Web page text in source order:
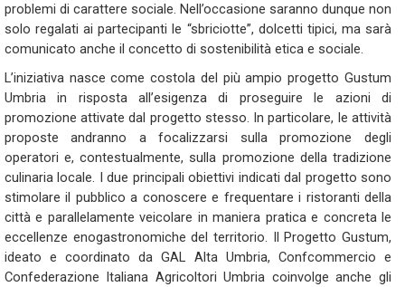
problemi di carattere sociale. Nell’occasione saranno dunque non
solo regalati ai partecipanti le “sbriciotte”, dolcetti tipici, ma sarà
comunicato anche il concetto di sostenibilità etica e sociale.
L’iniziativa nasce come costola del più ampio progetto Gustum
Umbria in risposta all’esigenza di proseguire le azioni di
promozione attivate dal progetto stesso. In particolare, le attività
proposte andranno a focalizzarsi sulla promozione degli
operatori e, contestualmente, sulla promozione della tradizione
culinaria locale. I due principali obiettivi indicati dal progetto sono
stimolare il pubblico a conoscere e frequentare i ristoranti della
città e parallelamente veicolare in maniera pratica e concreta le
eccellenze enogastronomiche del territorio. Il Progetto Gustum,
ideato e coordinato da GAL Alta Umbria, Confcommercio e
Confederazione Italiana Agricoltori Umbria coinvolge anche gli